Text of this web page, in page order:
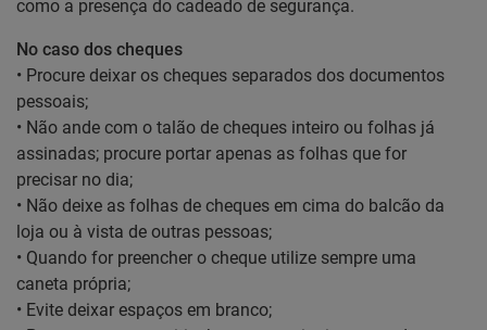
como a presença do cadeado de segurança.
No caso dos cheques
• Procure deixar os cheques separados dos documentos
pessoais;
• Não ande com o talão de cheques inteiro ou folhas já
assinadas; procure portar apenas as folhas que for
precisar no dia;
• Não deixe as folhas de cheques em cima do balcão da
loja ou à vista de outras pessoas;
• Quando for preencher o cheque utilize sempre uma
caneta própria;
• Evite deixar espaços em branco;